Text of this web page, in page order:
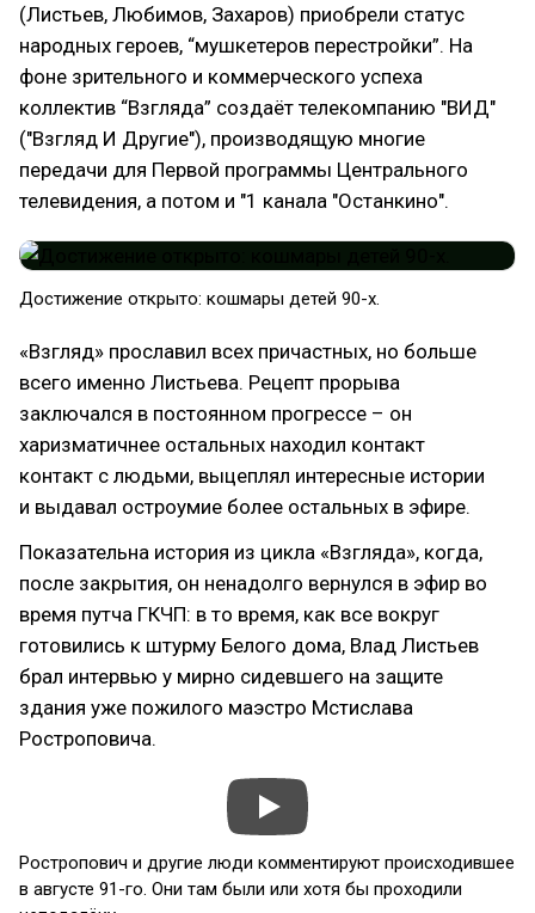
(Листьев, Любимов, Захаров) приобрели статус
народных героев, “мушкетеров перестройки”. На
фоне зрительного и коммерческого успеха
коллектив “Взгляда” создаёт телекомпанию "ВИД"
("Взгляд И Другие"), производящую многие
передачи для Первой программы Центрального
телевидения, а потом и "1 канала "Останкино".
Достижение открыто: кошмары детей 90-х.
«Взгляд» прославил всех причастных, но больше
всего именно Листьева. Рецепт прорыва
заключался в постоянном прогрессе – он
харизматичнее остальных находил контакт
контакт с людьми, выцеплял интересные истории
и выдавал остроумие более остальных в эфире.
Показательна история из цикла «Взгляда», когда,
после закрытия, он ненадолго вернулся в эфир во
время путча ГКЧП: в то время, как все вокруг
готовились к штурму Белого дома, Влад Листьев
брал интервью у мирно сидевшего на защите
здания уже пожилого маэстро Мстислава
Ростроповича.
Ростропович и другие люди комментируют происходившее
в августе 91-го. Они там были или хотя бы проходили